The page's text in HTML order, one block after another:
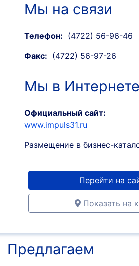
Мы на связи
Телефон: (4722) 56-96-46
Факс: (4722) 56-97-26
Мы в Интернете
Официальный сайт:
www.impuls31.ru
Размещение в бизнес-
Перейти на
Показать на
Предлагаем